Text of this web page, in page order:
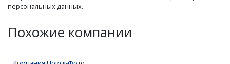
персональных данных.
Похожие компании